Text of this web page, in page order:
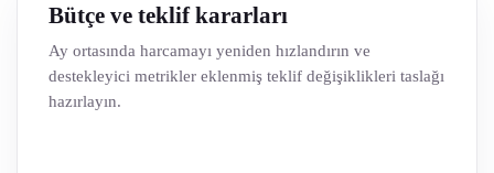
Bütçe ve teklif kararları
Ay ortasında harcamayı yeniden hızlandırın ve
destekleyici metrikler eklenmiş teklif değişiklikleri taslağı
hazırlayın.